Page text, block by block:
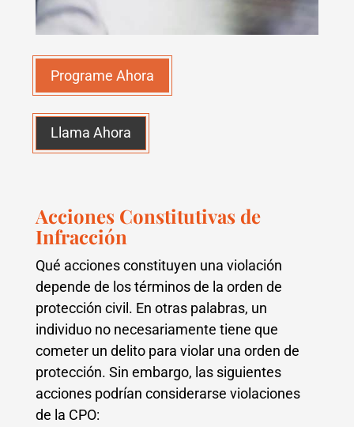
Programe Ahora
Llama Ahora
Acciones Constitutivas de
Infracción
Qué acciones constituyen una violación
depende de los términos de la orden de
protección civil. En otras palabras, un
individuo no necesariamente tiene que
cometer un delito para violar una orden de
protección. Sin embargo, las siguientes
acciones podrían considerarse violaciones
de la CPO: